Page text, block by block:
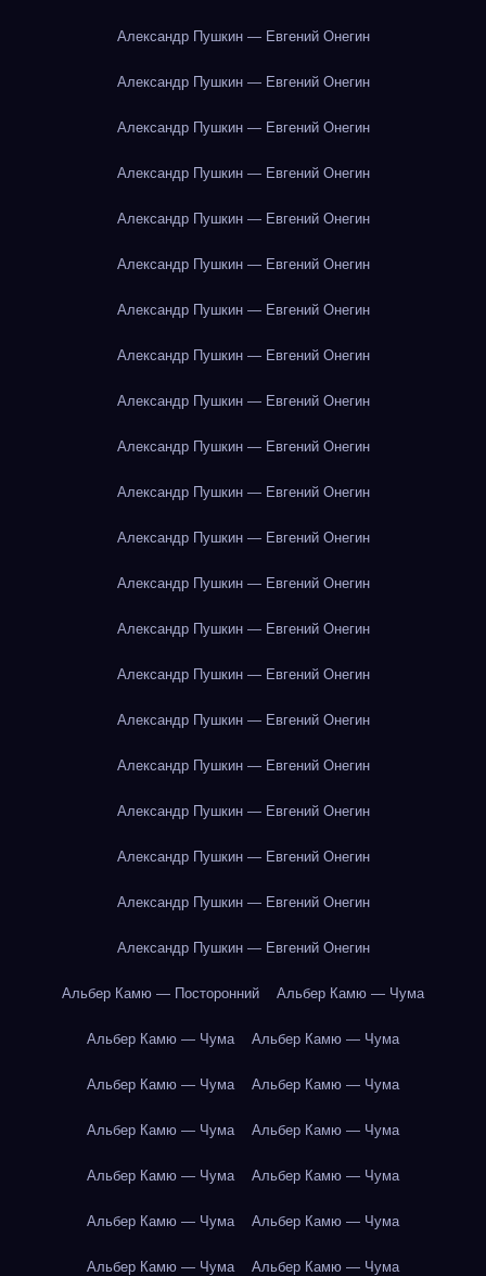
Александр Пушкин — Евгений Онегин
Александр Пушкин — Евгений Онегин
Александр Пушкин — Евгений Онегин
Александр Пушкин — Евгений Онегин
Александр Пушкин — Евгений Онегин
Александр Пушкин — Евгений Онегин
Александр Пушкин — Евгений Онегин
Александр Пушкин — Евгений Онегин
Александр Пушкин — Евгений Онегин
Александр Пушкин — Евгений Онегин
Александр Пушкин — Евгений Онегин
Александр Пушкин — Евгений Онегин
Александр Пушкин — Евгений Онегин
Александр Пушкин — Евгений Онегин
Александр Пушкин — Евгений Онегин
Александр Пушкин — Евгений Онегин
Александр Пушкин — Евгений Онегин
Александр Пушкин — Евгений Онегин
Александр Пушкин — Евгений Онегин
Александр Пушкин — Евгений Онегин
Александр Пушкин — Евгений Онегин
Альбер Камю — Посторонний Альбер Камю — Чума
Альбер Камю — Чума Альбер Камю — Чума
Альбер Камю — Чума Альбер Камю — Чума
Альбер Камю — Чума Альбер Камю — Чума
Альбер Камю — Чума Альбер Камю — Чума
Альбер Камю — Чума Альбер Камю — Чума
Альбер Камю — Чума Альбер Камю — Чума